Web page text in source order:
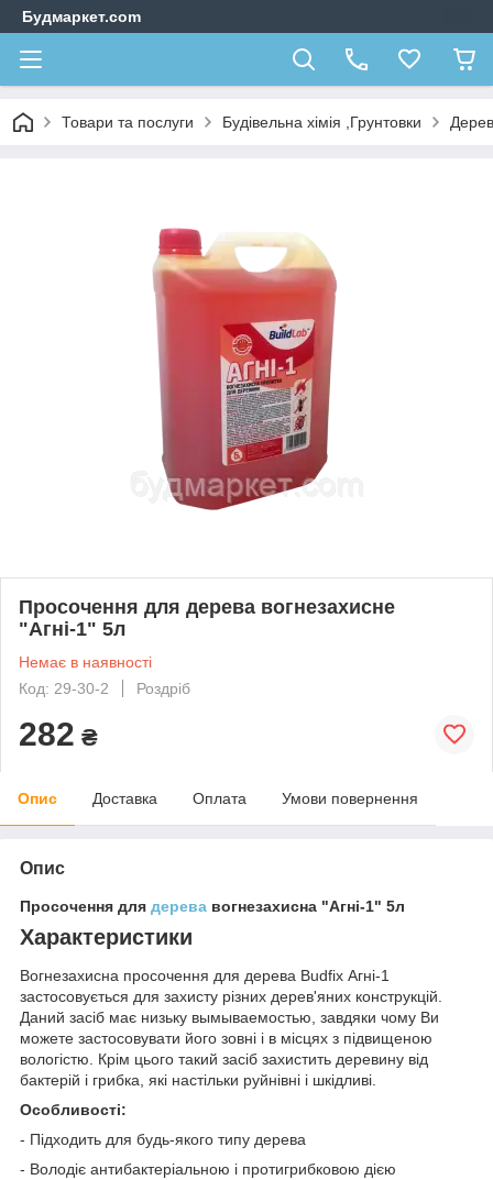
Будмаркет.com
Товари та послуги Будівельна хімія ,Грунтовки
Просочення для дерева вогнезахисне
"Агні-1" 5л
Немає в наявності
Код: 29-30-2
Роздріб
282 ₴
Опис Доставка Оплата Умови повернення
Опис
Просочення для дерева вогнезахисна "Агні-1" 5л
Характеристики
Вогнезахисна просочення для дерева Budfix Агні-1
застосовується для захисту різних дерев'яних конструкцій.
Даний засіб має низьку вымываемостью, завдяки чому Ви
можете застосовувати його зовні і в місцях з підвищеною
вологістю. Крім цього такий засіб захистить деревину від
бактерій і грибка, які настільки руйнівні і шкідливі.
Особливості:
- Підходить для будь-якого типу дерева
- Володіє антибактеріальною і протигрибковою дією